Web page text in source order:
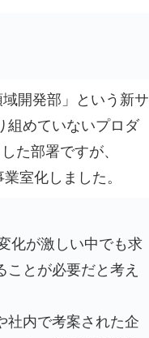
開発部」という新サ
組めていないプロダ
た部署ですが、
室化しました。
化が激しい中でも求
とが必要だと考え
社内で考案された企